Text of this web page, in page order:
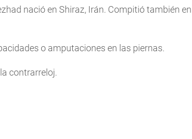
nació en Shiraz, Irán. Compitió también en
o amputaciones en las piernas.
contrarreloj.